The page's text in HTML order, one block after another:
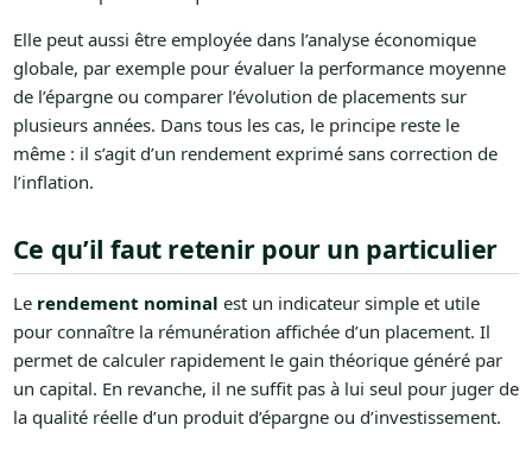
Elle peut aussi être employée dans l’analyse économique
globale, par exemple pour évaluer la performance moyenne
de l’épargne ou comparer l’évolution de placements sur
plusieurs années. Dans tous les cas, le principe reste le
même : il s’agit d’un rendement exprimé sans correction de
l’inflation.
Ce qu’il faut retenir pour un particulier
Le rendement nominal est un indicateur simple et utile
pour connaître la rémunération affichée d’un placement. Il
permet de calculer rapidement le gain théorique généré par
un capital. En revanche, il ne suffit pas à lui seul pour juger de
la qualité réelle d’un produit d’épargne ou d’investissement.